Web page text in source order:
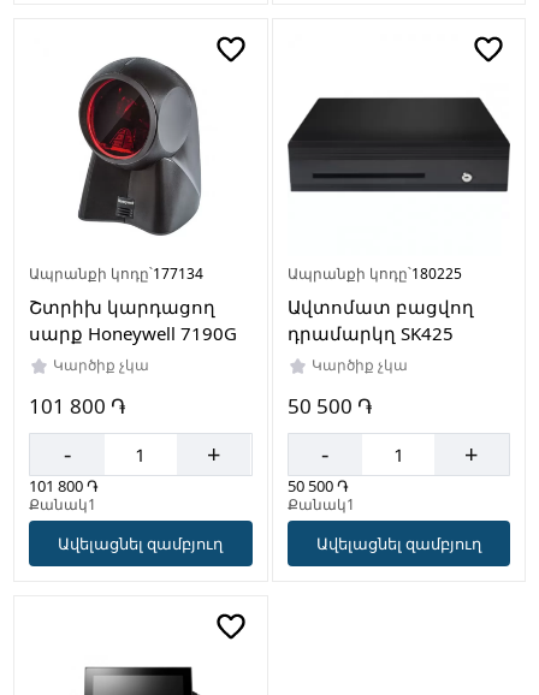
Ապրանքի կոդը՝177134
Շտրիխ կարդացող
սարք Honeywell 7190G
Կարծիք չկա
101 800 ֏
- +
101 800 ֏
Քանակ1
Ավելացնել զամբյուղ
Ապրանքի կոդը՝180225
Ավտոմատ բացվող
դրամարկղ SK425
Կարծիք չկա
50 500 ֏
- +
50 500 ֏
Քանակ1
Ավելացնել զամբյուղ